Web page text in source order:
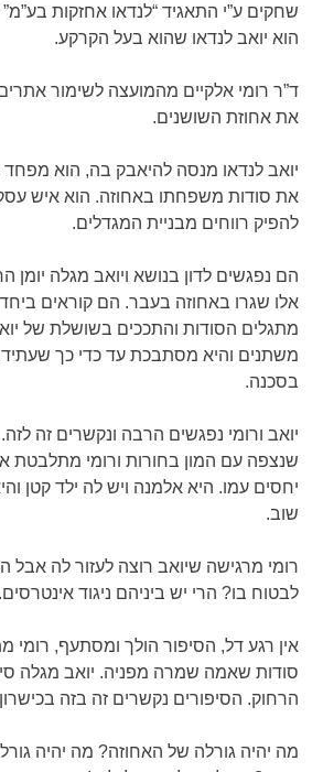
שחקים ע”י התאגיד “לנדאו אחזקות
הוא יואב לנדאו שהוא בעל הקרקע.
ד”ר רומי אלקיים מהמועצה לשימור
את אחוזת השושנים.
יואב לנדאו מנסה להיאבק בה, הוא מפחד
את סודות משפחתו באחוזה. הוא איש
להפיק רווחים מבניית המגדלים.
הם נפגשים לדון בנושא ויואב מגלה
אלו שגרו באחוזה בעבר. הם קוראים
מתגלים הסודות והתככים בשושלת של
משתנים והיא מסתבכת עד כדי כך
בסכנה.
יואב ורומי נפגשים הרבה ונקשרים זה
שנצפה עם המון בחורות ורומי מתלבטת
יחסים עמו. היא אלמנה ויש לה ילד קטן
שוב.
רומי מרגישה שיואב רוצה לעזור לה אבל
לבטוח בו? הרי יש ביניהם ניגוד אינטרסים.
אין רגע דל, הסיפור הולך ומסתעף, רומי
סודות שאמה שמרה מפניה. יואב מגלה
הרחוק. הסיפורים נקשרים זה בזה
מה יהיה גורלה של האחוזה? מה יהיה